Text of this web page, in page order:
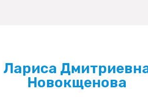
Лариса
Новокщенова